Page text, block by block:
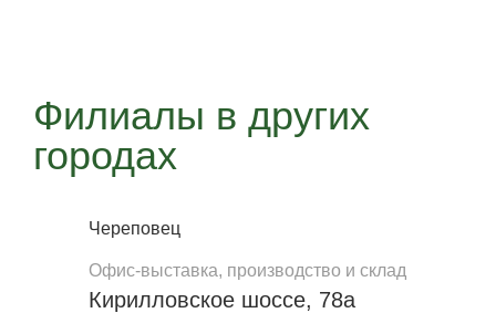
Филиалы в других
городах
Череповец
Офис-выставка, производство и склад
Кирилловское шоссе, 78а